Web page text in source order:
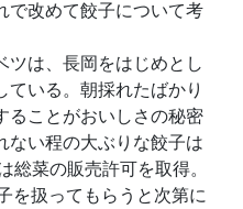
で改めて餃子について考
ツは、長岡をはじめとし
ている。朝採れたばかり
ることがおいしさの秘密
ない程の大ぶりな餃子は
総菜の販売許可を取得。
を扱ってもらうと次第に